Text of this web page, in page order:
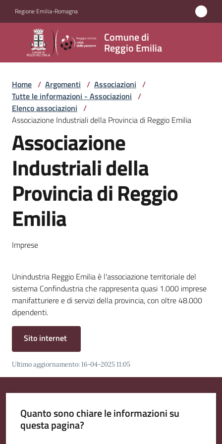
Regione Emilia-Romagna
Comune di
Reggio Emilia
Comune
di
Reggio
Emilia
Amministrazione
Servizi
Novità
Vivere
Reggio
Emilia
Tutti
gli
argomenti
Menu selezionato
u
r
i
Home / Argomenti / Associazioni /
Tutte le informazioni - Associazioni /
Elenco associazioni /
Associazione Industriali della Provincia di Reggio Emilia
Associazione
Industriali della
Provincia di Reggio
Emilia
Imprese
Unindustria Reggio Emilia è l'associazione territoriale del
sistema Confindustria che rappresenta quasi 1.000 imprese
manifatturiere e di servizi della provincia, con oltre 48.000
dipendenti.
Sito internet
Ultimo aggiornamento:16-04-2025 11:05
Quanto sono chiare le informazioni su
questa pagina?